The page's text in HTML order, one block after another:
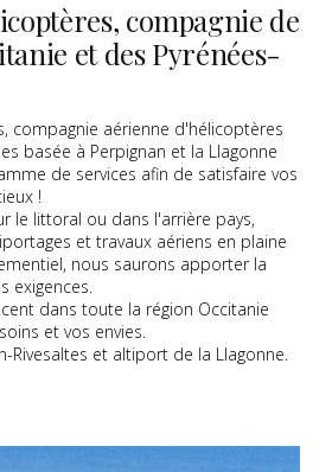
compagnie de
et des Pyrénées-
compagnie aérienne d'hélicoptères
basée à Perpignan et la Llagonne
de services afin de satisfaire vos
!
le littoral ou dans l'arrière pays,
et travaux aériens en plaine
nous saurons apporter la
exigences.
dans toute la région Occitanie
et vos envies.
Rivesaltes et altiport de la Llagonne.